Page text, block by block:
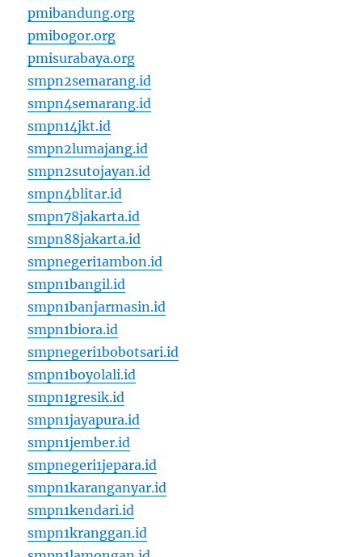
pmibandung.org
pmibogor.org
pmisurabaya.org
smpn2semarang.id
smpn4semarang.id
smpn14jkt.id
smpn2lumajang.id
smpn2sutojayan.id
smpn4blitar.id
smpn78jakarta.id
smpn88jakarta.id
smpnegeri1ambon.id
smpn1bangil.id
smpn1banjarmasin.id
smpn1biora.id
smpnegeri1bobotsari.id
smpn1boyolali.id
smpn1gresik.id
smpn1jayapura.id
smpn1jember.id
smpnegeri1jepara.id
smpn1karanganyar.id
smpn1kendari.id
smpn1kranggan.id